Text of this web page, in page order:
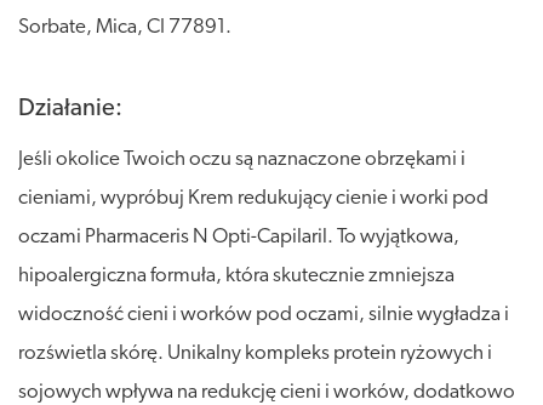
Sorbate, Mica, CI 77891.
Działanie:
Jeśli okolice Twoich oczu są naznaczone obrzękami i
cieniami, wypróbuj Krem redukujący cienie i worki pod
oczami Pharmaceris N Opti-Capilaril. To wyjątkowa,
hipoalergiczna formuła, która skutecznie zmniejsza
widoczność cieni i worków pod oczami, silnie wygładza i
rozświetla skórę. Unikalny kompleks protein ryżowych i
sojowych wpływa na redukcję cieni i worków, dodatkowo